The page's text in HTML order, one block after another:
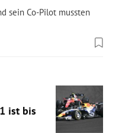
sein Co-Pilot mussten
ist bis